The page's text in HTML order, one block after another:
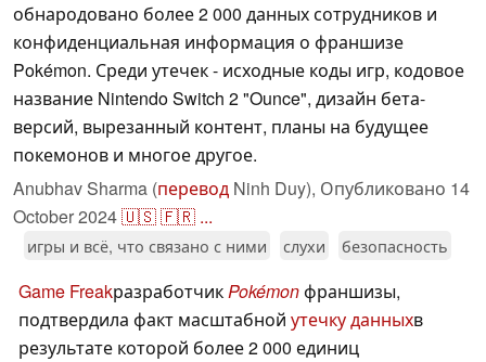
обнародовано более 2 000 данных сотрудников и
конфиденциальная информация о франшизе
Pokémon. Среди утечек - исходные коды игр, кодовое
название Nintendo Switch 2 "Ounce", дизайн бета-
версий, вырезанный контент, планы на будущее
покемонов и многое другое.
Anubhav Sharma (перевод Ninh Duy), Опубликовано 14
October 2024🇺🇸🇫🇷 ...
игры и всё, что связано с ними слухи безопасность
Game FreakразработчикPokémonфраншизы,
подтвердила факт масштабной утечку данныхв
результате которой более 2 000 единиц